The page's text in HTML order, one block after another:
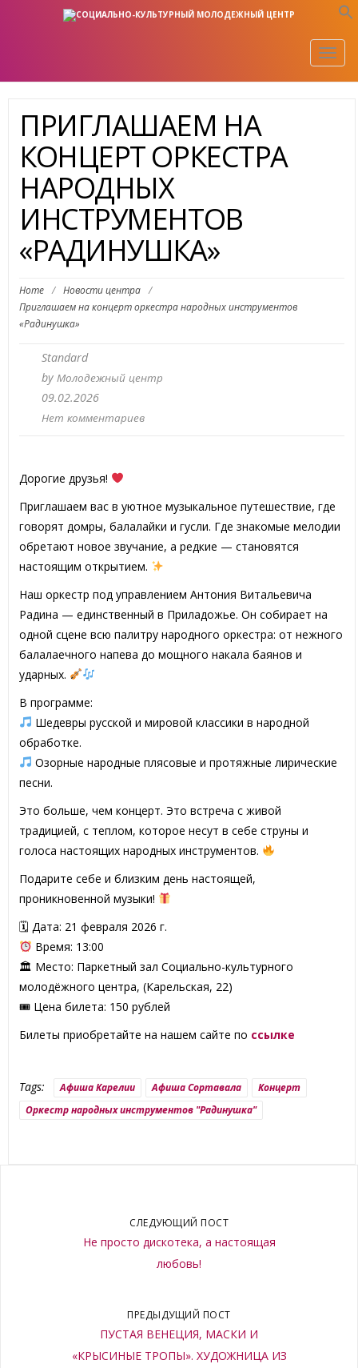
ПРИГЛАШАЕМ НА
КОНЦЕРТ ОРКЕСТРА
НАРОДНЫХ
ИНСТРУМЕНТОВ
«РАДИНУШКА»
Home / Новости центра /
Приглашаем на концерт оркестра народных инструментов
«Радинушка»
Standard
by Молодежный центр
09.02.2026
Нет комментариев
Дорогие друзья!
Приглашаем вас в уютное музыкальное путешествие, где
говорят домры, балалайки и гусли. Где знакомые мелодии
обретают новое звучание, а редкие — становятся
настоящим открытием.
Наш оркестр под управлением Антония Витальевича
Радина — единственный в Приладожье. Он собирает на
одной сцене всю палитру народного оркестра: от нежного
балалаечного напева до мощного накала баянов и
ударных.
В программе:
Шедевры русской и мировой классики в народной
обработке.
Озорные народные плясовые и протяжные лирические
песни.
Это больше, чем концерт. Это встреча с живой
традицией, с теплом, которое несут в себе струны и
голоса настоящих народных инструментов.
Подарите себе и близким день настоящей,
проникновенной музыки!
🗓 Дата: 21 февраля 2026 г.
Время: 13:00
🏛 Место: Паркетный зал Социально-культурного
молодёжного центра, (Карельская, 22)
🎟 Цена билета: 150 рублей
Билеты приобретайте на нашем сайте по ссылке
Tags: Афиша Карелии Афиша Сортавала
Концерт
Оркестр народных инструментов "Радинушка"
СЛЕДУЮЩИЙ ПОСТ
Не просто дискотека, а настоящая
любовь!
ПРЕДЫДУЩИЙ ПОСТ
ПУСТАЯ ВЕНЕЦИЯ, МАСКИ И
«КРЫСИНЫЕ ТРОПЫ». ХУДОЖНИЦА ИЗ